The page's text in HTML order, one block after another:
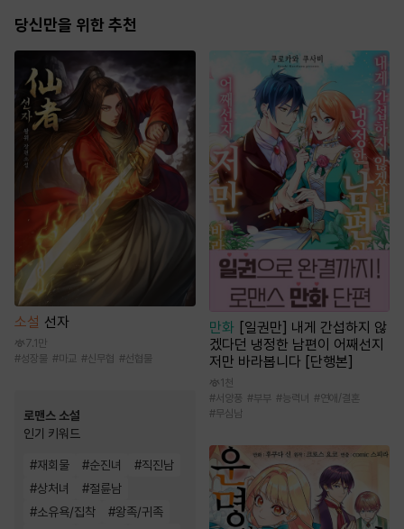
당신만을 위한 추천
소설 선자
7.1만
#성장물 #마교 #신무협 #선협물
로맨스 소설
인기 키워드
#재회물 #순진녀 #직진남
#상처녀 #절륜남
#소유욕/집착 #왕족/귀족
만화 [일권만] 내게 간섭하지 않
겠다던 냉정한 남편이 어째선지
저만 바라봅니다 [단행본]
1천
#서양풍 #부부 #능력녀 #연애/결혼
#무심남